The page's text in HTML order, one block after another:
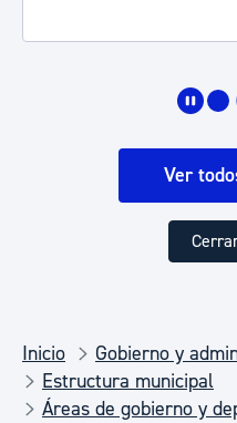
Ver
Inicio
Gobierno y
Estructura municipal
Áreas de gobierno y